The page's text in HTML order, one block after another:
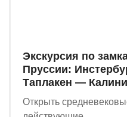
Экскурсия по
Пруссии:
Таплакен —
Открыть